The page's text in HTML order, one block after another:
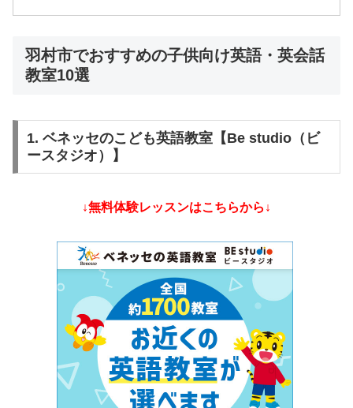
羽村市でおすすめの子供向け英語・英会話
教室10選
1. ベネッセのこども英語教室【Be studio（ビ
ースタジオ）】
↓無料体験レッスンはこちらから↓